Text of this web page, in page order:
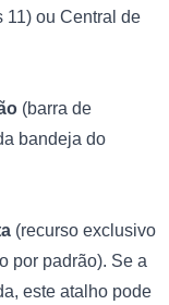
11) ou Central de
(barra de
bandeja do
(recurso exclusivo
por padrão). Se a
este atalho pode